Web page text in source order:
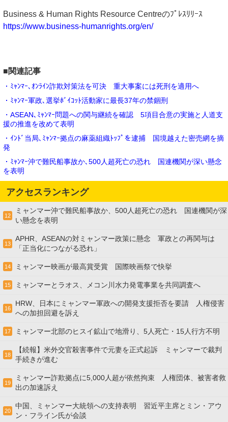
Business & Human Rights Resource Centreのﾌﾟﾚｽﾘﾘｰｽ
https://www.business-humanrights.org/en/
■関連記事
・ﾐｬﾝﾏｰ､ｵﾝﾗｲﾝ詐欺対策法を可決 重大事案には死刑を適用へ
・ﾐｬﾝﾏｰ軍政､選挙ﾎﾞｲｺｯﾄ活動家に最長37年の禁錮刑
・ASEAN､ﾐｬﾝﾏｰ問題への関与継続を確認 5項目合意の実施と人道支
援の推進を改めて表明
・ｲﾝﾄﾞ当局､ﾐｬﾝﾏｰ拠点の麻薬組織ﾄｯﾌﾟを逮捕 国境越えた密売網を摘
発
・ﾐｬﾝﾏｰ沖で難民船事故か､500人超死亡の恐れ 国連機関が深い懸念
を表明
アクセスランキング
12
ミャンマー沖で難民船事故か、500人超死亡の恐れ 国連機関が深
い懸念を表明
13
APHR、ASEANの対ミャンマー政策に懸念 軍政との再関与は
「正当化につながる恐れ」
14 ミャンマー映画が最高賞受賞 国際映画祭で快挙
15 ミャンマーとラオス、メコン川水力発電事業を共同調査へ
16
HRW、日本にミャンマー軍政への開発支援拒否を要請 人権侵害
への加担回避を訴え
17 ミャンマー北部のヒスイ鉱山で地滑り、5人死亡・15人行方不明
18
【続報】米外交官殺害事件で元妻を正式起訴 ミャンマーで裁判
手続きが進む
19
ミャンマー詐欺拠点に5,000人超が依然拘束 人権団体、被害者救
出の加速訴え
20
中国、ミャンマー大統領への支持表明 習近平主席とミン・アウ
ン・フライン氏が会談